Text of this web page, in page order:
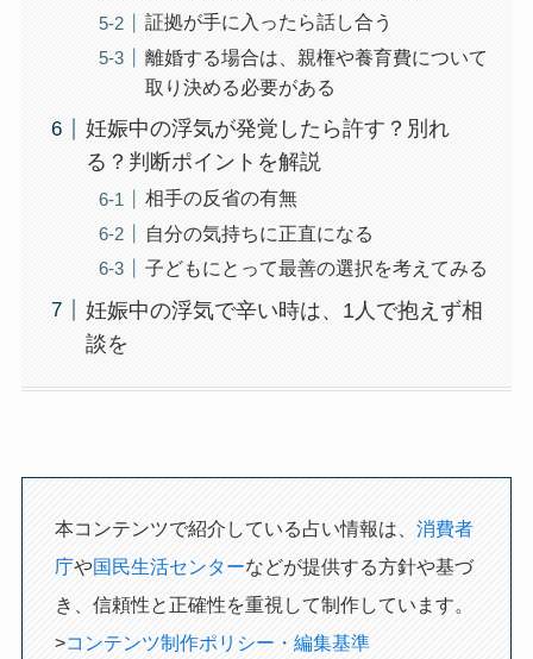
証拠が手に入ったら話し合う
離婚する場合は、親権や養育費について
取り決める必要がある
妊娠中の浮気が発覚したら許す？別れ
る？判断ポイントを解説
相手の反省の有無
自分の気持ちに正直になる
子どもにとって最善の選択を考えてみる
妊娠中の浮気で辛い時は、1人で抱えず相
談を
本コンテンツで紹介している占い情報は、 消費者
庁や国民生活センターなどが提供する方針や基づ
き、信頼性と正確性を重視して制作しています。
>コンテンツ制作ポリシー・編集基準